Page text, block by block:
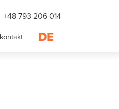
+48 793 206 014
kontakt DE